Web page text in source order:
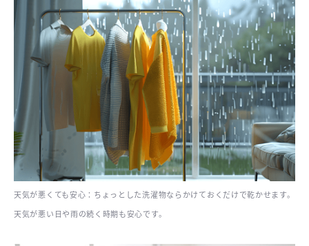
天気が悪くても安心：ちょっとした洗濯物ならかけておくだけで乾かせます。
天気が悪い日や雨の続く時期も安心です。